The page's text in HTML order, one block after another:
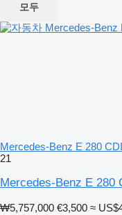
모두
Mercedes-Benz E 280
21
Mercedes-Benz E 280
₩5,757,000 €3,500 ≈